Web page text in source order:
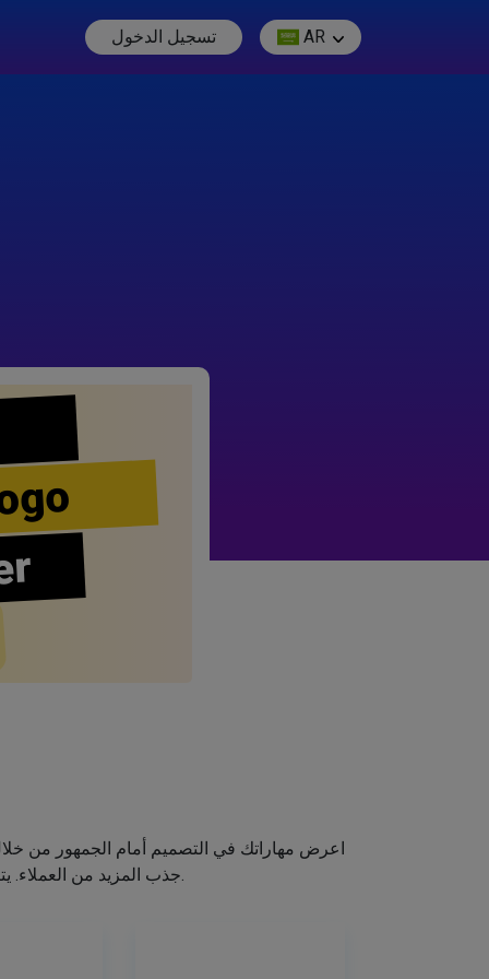
تسجيل الدخول AR
اعرض مهاراتك في التصميم أمام الجمهور من
جذب المزيد من العملاء. يتيح لك صانع الشعار الخاص بنا إنشاء شعار صالون الشعر الخاص بك دون اكتساب مهارات التصميم.